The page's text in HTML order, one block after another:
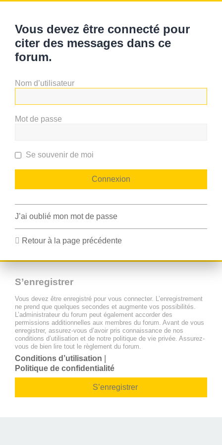
Vous devez être connecté pour
citer des messages dans ce
forum.
Nom d’utilisateur
Mot de passe
Se souvenir de moi
J’ai oublié mon mot de passe
Retour à la page précédente
S’enregistrer
Vous devez être enregistré pour vous connecter. L’enregistrement
ne prend que quelques secondes et augmente vos possibilités.
L’administrateur du forum peut également accorder des
permissions additionnelles aux membres du forum. Avant de vous
enregistrer, assurez-vous d’avoir pris connaissance de nos
conditions d’utilisation et de notre politique de vie privée. Assurez-
vous de bien lire tout le règlement du forum.
Conditions d’utilisation
Politique de confidentialité
S’enregistrer